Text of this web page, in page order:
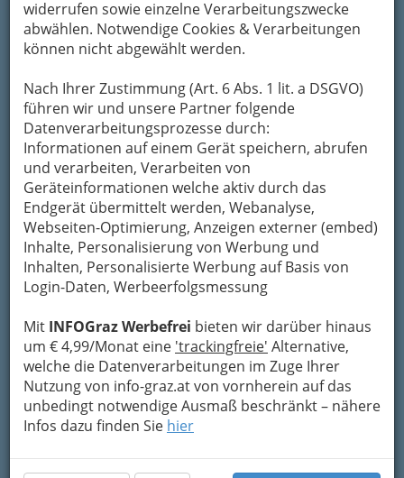
widerrufen sowie einzelne Verarbeitungszwecke
abwählen. Notwendige Cookies & Verarbeitungen
können nicht abgewählt werden.
Nach Ihrer Zustimmung (Art. 6 Abs. 1 lit. a DSGVO)
führen wir und unsere Partner folgende
Datenverarbeitungsprozesse durch:
Informationen auf einem Gerät speichern, abrufen
und verarbeiten, Verarbeiten von
Geräteinformationen welche aktiv durch das
Endgerät übermittelt werden, Webanalyse,
Webseiten-Optimierung, Anzeigen externer (embed)
Inhalte, Personalisierung von Werbung und
Inhalten, Personalisierte Werbung auf Basis von
Login-Daten, Werbeerfolgsmessung
Mit INFOGraz Werbefrei bieten wir darüber hinaus
um € 4,99/Monat eine 'trackingfreie' Alternative,
welche die Datenverarbeitungen im Zuge Ihrer
Nutzung von info-graz.at von vornherein auf das
unbedingt notwendige Ausmaß beschränkt – nähere
Infos dazu finden Sie hier
Übermittlung Ihrer Nachricht ein sicheres
Formular. Ihre Nachricht wird nach dem
Absenden umgehend per Mail an das
Unternehmen Robert Nußbaum GmbH
weitergeleitet.
Mein Name
Meine Email Adresse
Mein Betreff
Meine Nachricht